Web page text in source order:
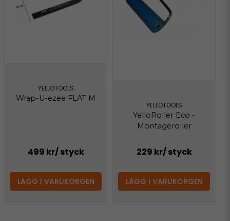
YELLOTOOLS
Wrap-U-ezee FLAT M
499 kr/ styck
LÄGG I VARUKORGEN
YELLOTOOLS
YelloRoller Eco -
Montageroller
229 kr/ styck
LÄGG I VARUKORGEN